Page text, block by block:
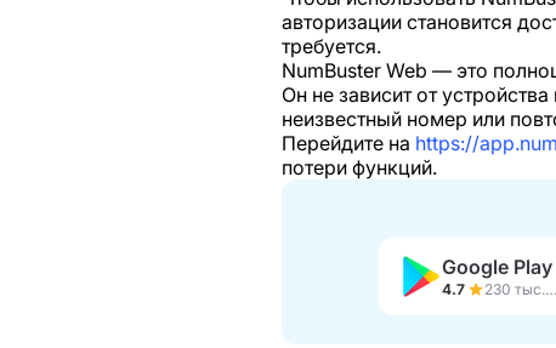
авторизации становится
требуется.
NumBuster Web — это
Он не зависит от
неизвестный номер или
Перейдите на https://
потери функций.
Google Play
4.7 230 тыс. отзывов